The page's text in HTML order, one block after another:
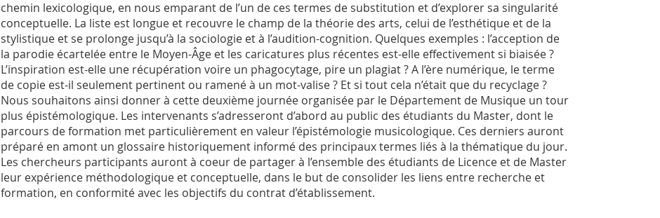
chemin lexicologique, en nous emparant de l’un de ces termes de substitution et d’explorer sa singularité
conceptuelle. La liste est longue et recouvre le champ de la théorie des arts, celui de l’esthétique et de la
stylistique et se prolonge jusqu’à la sociologie et à l’audition-cognition. Quelques exemples : l’acception de
la parodie écartelée entre le Moyen-Âge et les caricatures plus récentes est-elle effectivement si biaisée ?
L’inspiration est-elle une récupération voire un phagocytage, pire un plagiat ? A l’ère numérique, le terme
de copie est-il seulement pertinent ou ramené à un mot-valise ? Et si tout cela n’était que du recyclage ?
Nous souhaitons ainsi donner à cette deuxième journée organisée par le Département de Musique un tour
plus épistémologique. Les intervenants s’adresseront d’abord au public des étudiants du Master, dont le
parcours de formation met particulièrement en valeur l’épistémologie musicologique. Ces derniers auront
préparé en amont un glossaire historiquement informé des principaux termes liés à la thématique du jour.
Les chercheurs participants auront à coeur de partager à l’ensemble des étudiants de Licence et de Master
leur expérience méthodologique et conceptuelle, dans le but de consolider les liens entre recherche et
formation, en conformité avec les objectifs du contrat d’établissement.